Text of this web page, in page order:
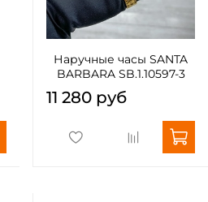
Наручные часы SANTA
BARBARA SB.1.10597-3
11 280 руб